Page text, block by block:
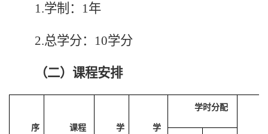
1.学制： 1年
2.总学分： 10学分
（二） 课程安排
序
课程
学
学
学时分配